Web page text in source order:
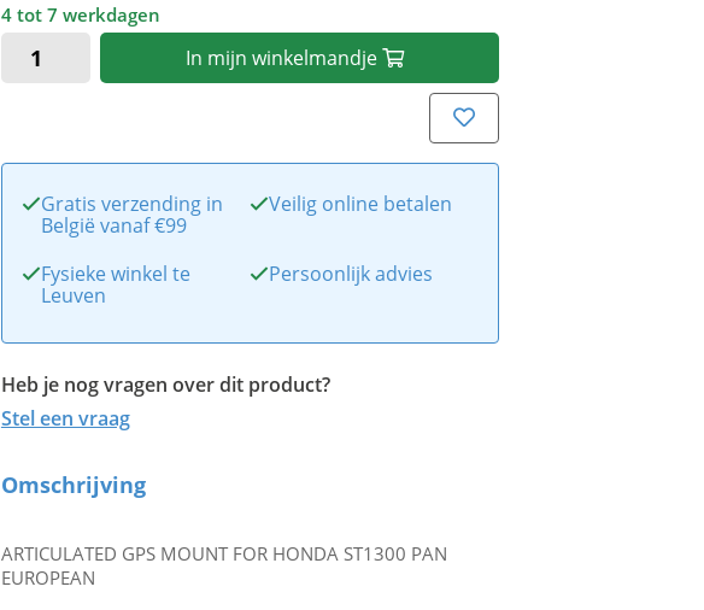
4 tot 7 werkdagen
In mijn winkelmandje
Gratis verzending in
België vanaf €99
Veilig online betalen
Fysieke winkel te
Leuven
Persoonlijk advies
Heb je nog vragen over dit product?
Stel een vraag
Omschrijving
ARTICULATED GPS MOUNT FOR HONDA ST1300 PAN
EUROPEAN